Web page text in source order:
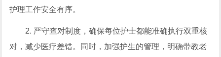
护理工作安全有序。
2. 严守查对制度，确保每位护士都能准确执行双重核
对，减少医疗差错。同时，加强护生的管理，明确带教老